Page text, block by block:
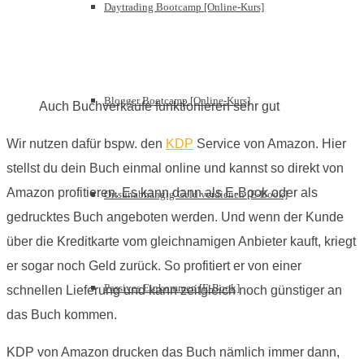
Daytrading Bootcamp [Online-Kurs]
Blogger Bootcamp [Online-Kurs]
Ortsunabhängig Geld verdienen [E-Book]
Passives Einkommen [E-Book]
Auch Buchverkäufe funktionieren sehr gut
Wir nutzen dafür bspw. den KDP Service von Amazon. Hier
stellst du dein Buch einmal online und kannst so direkt von
Amazon profitieren. Es kann dann als E-Book oder als
gedrucktes Buch angeboten werden. Und wenn der Kunde
über die Kreditkarte vom gleichnamigen Anbieter kauft, kriegt
er sogar noch Geld zurück. So profitiert er von einer
schnellen Lieferung und kann zeitgleich noch günstiger an
das Buch kommen.
KDP von Amazon drucken das Buch nämlich immer dann,